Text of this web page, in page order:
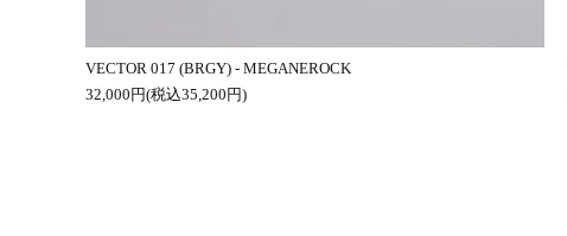
VECTOR 017 (BRGY) - MEGANEROCK
32,000円(税込35,200円)